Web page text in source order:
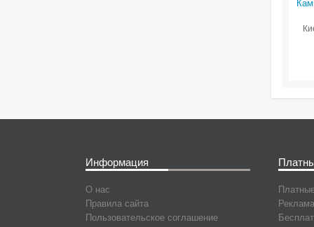
Информация
О нас
Правила сайта
Пользовательское соглашение